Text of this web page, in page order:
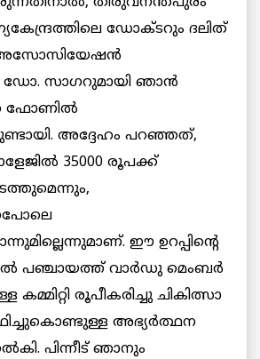
ഡോക്ടറും ദലിത്
ഡോ. സാഗറുമായി ഞാന്‍
ഫോണില്‍
അദ്ദേഹം പറഞ്ഞത്,
35000 രൂപക്ക്
ഈ ഉറപ്പിന്റെ
പഞ്ചായത്ത് വാര്‍ഡു മെംബര്‍
രൂപീകരിച്ചു ചികിത്സാ
അഭ്യര്‍ത്ഥന
പിന്നീട് ഞാനും